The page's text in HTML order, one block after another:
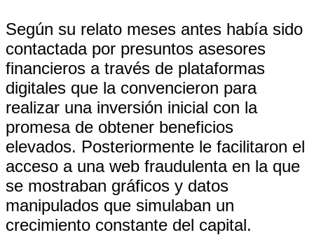
Según su relato meses antes había sido
contactada por presuntos asesores
financieros a través de plataformas
digitales que la convencieron para
realizar una inversión inicial con la
promesa de obtener beneficios
elevados. Posteriormente le facilitaron el
acceso a una web fraudulenta en la que
se mostraban gráficos y datos
manipulados que simulaban un
crecimiento constante del capital.